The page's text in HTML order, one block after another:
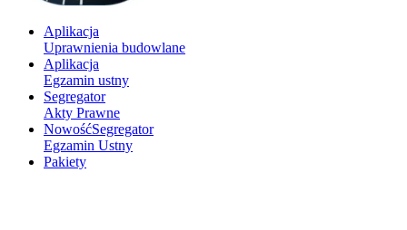
Aplikacja
Uprawnienia budowlane
Aplikacja
Egzamin ustny
Segregator
Akty Prawne
NowośćSegregator
Egzamin Ustny
Pakiety